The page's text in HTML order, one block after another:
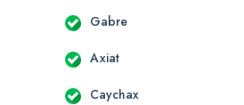
Gabre
Axiat
Caychax